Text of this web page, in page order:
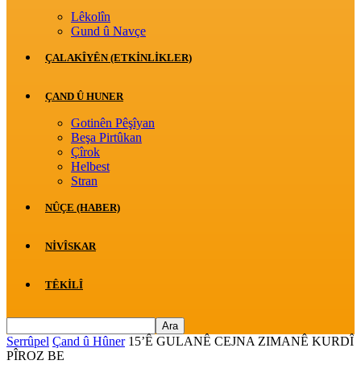
Lêkolîn
Gund û Navçe
ÇALAKÎYÊN (ETKINLIKLER)
ÇAND Û HUNER
Gotinên Pêşîyan
Beşa Pirtûkan
Çîrok
Helbest
Stran
NÛÇE (HABER)
NIVÎSKAR
TÊKILÎ
Serrûpel Çand û Hûner 15’Ê GULANÊ CEJNA ZIMANÊ KURDÎ
PÎROZ BE